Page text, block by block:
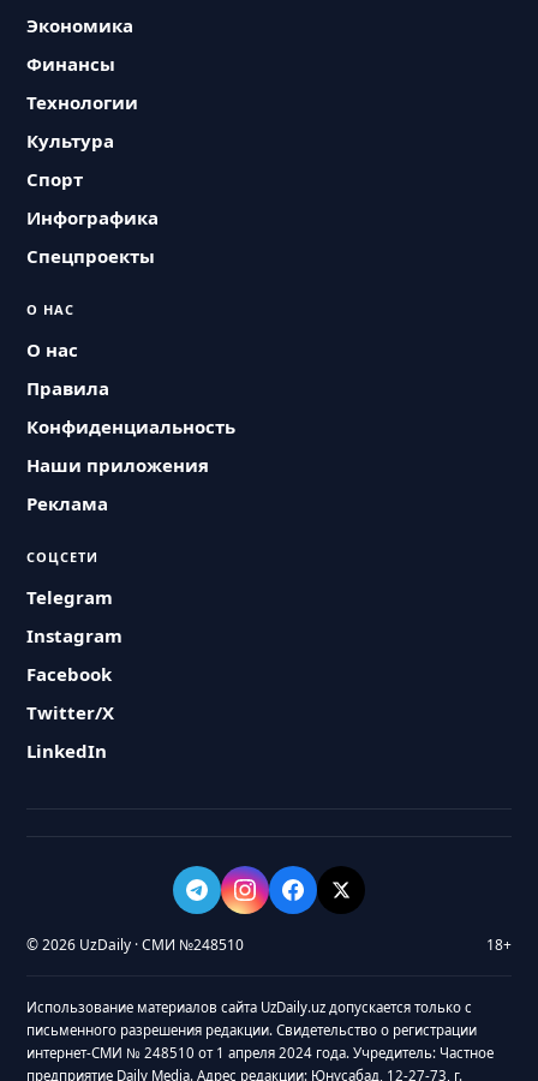
Экономика
Финансы
Технологии
Культура
Спорт
Инфографика
Спецпроекты
О НАС
О нас
Правила
Конфиденциальность
Наши приложения
Реклама
СОЦСЕТИ
Telegram
Instagram
Facebook
Twitter/X
LinkedIn
© 2026 UzDaily · СМИ №248510 18+
Использование материалов сайта UzDaily.uz допускается только с
письменного разрешения редакции. Свидетельство о регистрации
интернет-СМИ № 248510 от 1 апреля 2024 года. Учредитель: Частное
предприятие Daily Media. Адрес редакции: Юнусабад, 12-27-73, г.